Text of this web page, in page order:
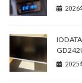
2026
2025